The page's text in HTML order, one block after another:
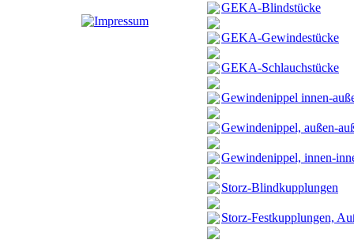
GEKA-Blindstücke
GEKA-Gewindestücke
GEKA-Schlauchstücke
Gewindenippel innen-
Gewindenippel, außen-
Gewindenippel, innen-
Storz-Blindkupplungen
Storz-Festkupplungen,